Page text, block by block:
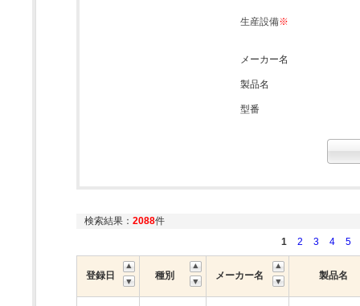
生産設備※
メーカー名
製品名
型番
検索結果： 2088件
1
2 3 4 5
登録日 種別 メーカー名 製品名